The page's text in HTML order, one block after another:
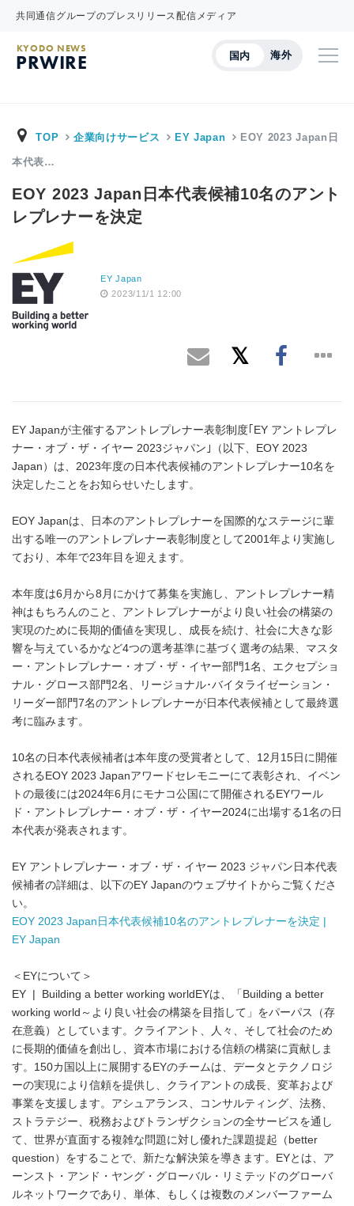
共同通信グループのプレスリリース配信メディア
国内 海外
KYODO NEWS
PRWIRE
TOP 企業向けサービス EY Japan EOY 2023 Japan日
本代表…
EOY 2023 Japan日本代表候補10名のアント
レプレナーを決定
EY Japan
2023/11/1 12:00
EY Japanが主催するアントレプレナー表彰制度｢EY アントレプレ
ナー・オブ・ザ・イヤー 2023ジャパン｣（以下、EOY 2023
Japan）は、2023年度の日本代表候補のアントレプレナー10名を
決定したことをお知らせいたします。
EOY Japanは、日本のアントレプレナーを国際的なステージに輩
出する唯一のアントレプレナー表彰制度として2001年より実施し
ており、本年で23年目を迎えます。
本年度は6月から8月にかけて募集を実施し、アントレプレナー精
神はもちろんのこと、アントレプレナーがより良い社会の構築の
実現のために長期的価値を実現し、成長を続け、社会に大きな影
響を与えているかなど4つの選考基準に基づく選考の結果、マスタ
ー・アントレプレナー・オブ・ザ・イヤー部門1名、エクセプショ
ナル・グロース部門2名、リージョナル･バイタライゼーション・
リーダー部門7名のアントレプレナーが日本代表候補として最終選
考に臨みます。
10名の日本代表候補者は本年度の受賞者として、12月15日に開催
されるEOY 2023 Japanアワードセレモニーにて表彰され、イベン
トの最後には2024年6月にモナコ公国にて開催されるEYワール
ド・アントレプレナー・オブ・ザ・イヤー2024に出場する1名の日
本代表が発表されます。
EY アントレプレナー・オブ・ザ・イヤー 2023 ジャパン日本代表
候補者の詳細は、以下のEY Japanのウェブサイトからご覧くださ
い。
EOY 2023 Japan日本代表候補10名のアントレプレナーを決定 |
EY Japan
＜EYについて＞
EY | Building a better working worldEYは、「Building a better
working world～より良い社会の構築を目指して」をパーパス（存
在意義）としています。クライアント、人々、そして社会のため
に長期的価値を創出し、資本市場における信頼の構築に貢献しま
す。150カ国以上に展開するEYのチームは、データとテクノロジ
ーの実現により信頼を提供し、クライアントの成長、変革および
事業を支援します。アシュアランス、コンサルティング、法務、
ストラテジー、税務およびトランザクションの全サービスを通し
て、世界が直面する複雑な問題に対し優れた課題提起（better
question）をすることで、新たな解決策を導きます。EYとは、ア
ーンスト・アンド・ヤング・グローバル・リミテッドのグローバ
ルネットワークであり、単体、もしくは複数のメンバーファーム